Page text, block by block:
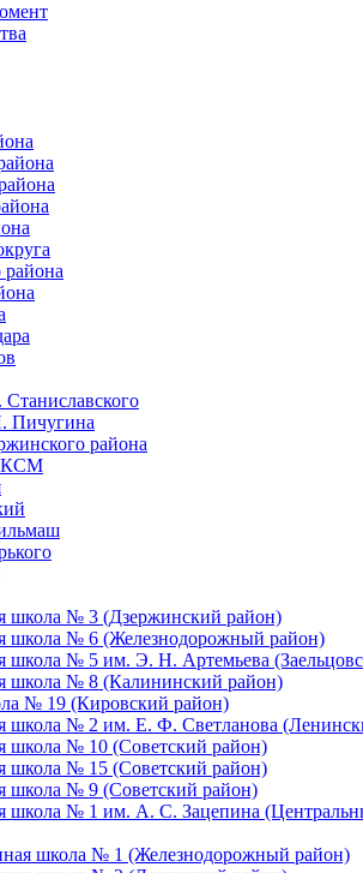
района
школа № 3 (Дзержинский район)
школа № 6 (Железнодорожный район)
школа № 5 им. Э. Н. Артемьева
школа № 8 (Калининский район)
№ 19 (Кировский район)
школа № 2 им. Е. Ф. Светланова
школа № 10 (Советский район)
школа № 15 (Советский район)
школа № 9 (Советский район)
школа № 1 им. А. С. Зацепина
школа № 1 (Железнодорожный район)